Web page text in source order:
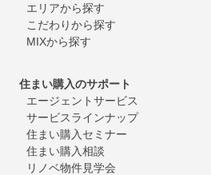
エリアから探す
こだわりから探す
MIXから探す
住まい購入のサポート
エージェントサービス
サービスラインナップ
住まい購入セミナー
住まい購入相談
リノベ物件見学会